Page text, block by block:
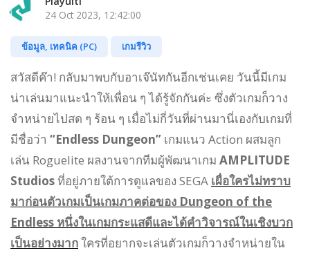
24 Oct 2023, 12:42:00
ข้อมูล, เทคนิค (PC) เกมรีวิว
สวัสดีค๊า! กลับมาพบกับอาเจ๊นัทกันอีกเช่นเคย วันนี้มีเกม
น่าเล่นมาแนะนำให้เพื่อน ๆ ได้รู้จักกันค่ะ ซึ่งตัวเกมก็วาง
จำหน่ายไปสด ๆ ร้อน ๆ เมื่อไม่กี่วันที่ผ่านมานี่เองกับเกมที่
มีชื่อว่า “Endless Dungeon” เกมแนว Action ผสมลูก
เล่น Roguelite ผลงานจากทีมผู้พัฒนาเกม AMPLITUDE
Studiosที่อยู่ภายใต้การดูแลของ SEGA เผื่อใครไม่ทราบ
มาก่อนตัวเกมเป็นเกมภาคต่อของ Dungeon of the
Endless หนึ่งในเกมกระแสดีและได้คำวิจารณ์ในเชิงบวก
เป็นอย่างมากใครที่อยากจะเล่นตัวเกมก็วางจำหน่ายใน